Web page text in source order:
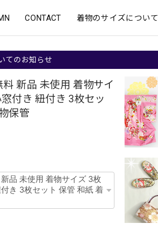
CONTACT 着物のサイズについて
てのお知らせ
新品 未使用 着物サイ
付き 紐付き 3枚セッ
保管